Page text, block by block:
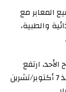
جميع المعابر مع
والطبية،
ارتفع
عدد الشهداء جراء المجاعة وسوء التغذية منذ 7 أكتوبر/تشرين